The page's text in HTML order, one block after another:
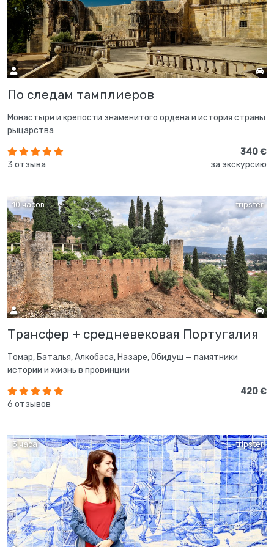
По следам тамплиеров
Монастыри и крепости знаменитого ордена и история страны
рыцарства
3 отзыва
340 €
за экскурсию
tripster
10 часов
Трансфер + средневековая Португалия
Томар, Баталья, Алкобаса, Назаре, Обидуш — памятники
истории и жизнь в провинции
6 отзывов
420 €
tripster
3 часа